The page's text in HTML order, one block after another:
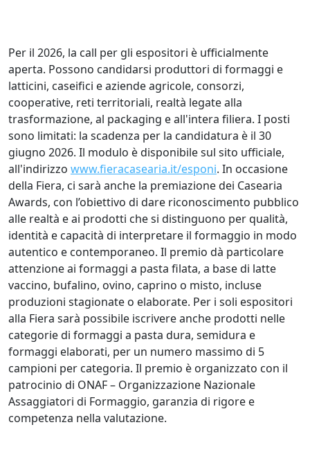
Per il 2026, la call per gli espositori è ufficialmente
aperta. Possono candidarsi produttori di formaggi e
latticini, caseifici e aziende agricole, consorzi,
cooperative, reti territoriali, realtà legate alla
trasformazione, al packaging e all'intera filiera. I posti
sono limitati: la scadenza per la candidatura è il 30
giugno 2026. Il modulo è disponibile sul sito ufficiale,
all'indirizzo www.fieracasearia.it/esponi. In occasione
della Fiera, ci sarà anche la premiazione dei Casearia
Awards, con l’obiettivo di dare riconoscimento pubblico
alle realtà e ai prodotti che si distinguono per qualità,
identità e capacità di interpretare il formaggio in modo
autentico e contemporaneo. Il premio dà particolare
attenzione ai formaggi a pasta filata, a base di latte
vaccino, bufalino, ovino, caprino o misto, incluse
produzioni stagionate o elaborate. Per i soli espositori
alla Fiera sarà possibile iscrivere anche prodotti nelle
categorie di formaggi a pasta dura, semidura e
formaggi elaborati, per un numero massimo di 5
campioni per categoria. Il premio è organizzato con il
patrocinio di ONAF – Organizzazione Nazionale
Assaggiatori di Formaggio, garanzia di rigore e
competenza nella valutazione.